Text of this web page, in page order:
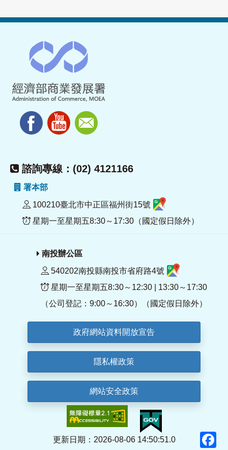
諮詢專線：(02) 4121166
署本部
100210臺北市中正區福州街15號
星期一至星期五8:30～17:30（國定假日除外）
南投辦公區
540202南投縣南投市省府路4號
星期一至星期五8:30～12:30 | 13:30～17:30
（公司登記：9:00～16:30）（國定假日除外）
政府網站資料開放宣告
隱私權政策
網站安全政策
更新日期：2026-08-06 14:50:51.0